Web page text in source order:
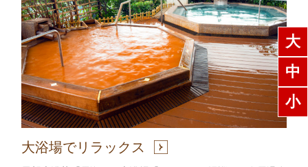
大浴場でリラックス
大
中
小